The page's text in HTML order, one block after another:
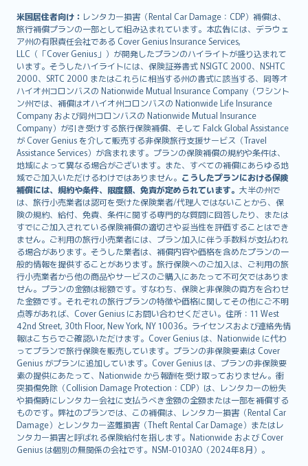
米国居住者向け： レンタカー損害（Rental Car Damage：CDP）補償は、
旅行補償プランの一部として組み込まれています。本広告には、デラウェ
ア州の有限責任会社である Cover Genius Insurance Services,
LLC（「Cover Genius」）が開発したプランのハイライトが盛り込まれて
います。そうしたハイライトには、保険証券書式 NSIGTC 2000、NSHTC
2000、SRTC 2000 またはこれらに相当する州の書式に該当する、同等オ
ハイオ州コロンバスの Nationwide Mutual Insurance Company（ワシント
ン州では、補償はオハイオ州コロンバスの Nationwide Life Insurance
Company および同州コロンバスの Nationwide Mutual Insurance
Company）が引き受けする旅行保険補償、そして Falck Global Assistance
が Cover Genius を介して販売する非保険旅行支援サービス（Travel
Assistance Services）が含まれます。プランの保険補償の規約や条件は、
地域によって異なる場合がございます。また、すべての補償にあらゆる地
域でご加入いただけるわけではありません。 こうしたプランにおける保険
補償には、規約や条件、限度額、免責が定められています。 大半の州で
は、旅行小売業者は認可を受けた保険業者/代理人ではないことから、保
険の規約、給付、免責、条件に関する専門的な質問に回答したり、または
すでにご加入されている保険補償の適切さや妥当性を評価することはでき
ません。ご利用の旅行小売業者には、プラン加入に伴う手数料が支払われ
る場合があります。そうした業者は、補償内容や価格を含めたプランの一
般的情報を提供することがあります。旅行保険へのご加入は、ご利用の旅
行小売業者から他の商品やサービスのご購入にあたって不可欠ではありま
せん。プランの金額は総額です。すなわち、保険と非保険の両方を合わせ
た金額です。それぞれの旅行プランの特徴や価格に関してその他にご不明
点等があれば、Cover Genius にお問い合わせください。住所：11 West
42nd Street, 30th Floor, New York, NY 10036。ライセンスおよび連絡先情
報はこちらでご確認いただけます。Cover Genius は、Nationwide に代わ
ってプランで旅行保険を販売しています。プランの非保険要素は Cover
Genius がプランに追加しています。Cover Genius は、プランの非保険要
素の提供にあたって、Nationwide から報酬を受け取っておりません。衝
突損傷免除（Collision Damage Protection：CDP）は、レンタカーの紛失
や損傷時にレンタカー会社に支払うべき金額の全額または一部を補償する
ものです。弊社のプランでは、この補償は、レンタカー損害（Rental Car
Damage）とレンタカー盗難損害（Theft Rental Car Damage）またはレ
ンタカー損害と呼ばれる保険給付を指します。Nationwide および Cover
Genius は個別の無関係の会社です。NSM-0103AO（2024年8月）。
български
català
Hrvatski
eesti
Ελληνικά
Magyar
Íslenska
Bahasa Indonesia
latviešu
Lietuviškai
Bahasa Melayu
Română
српски
Slovensky
Slovenščina
Українська
Tiếng Việt